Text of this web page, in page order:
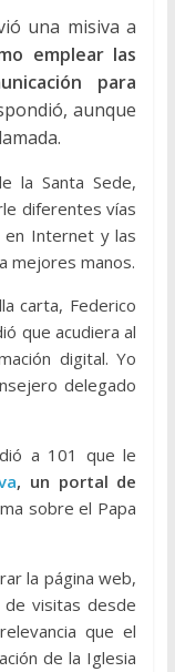
una misiva a
emplear las
para
aunque
la Santa Sede,
diferentes vías
en Internet y las
mejores manos.
carta, Federico
que acudiera al
digital. Yo
delegado
a 101 que le
, un portal de
sobre el Papa
la página web,
visitas desde
que el
de la Iglesia